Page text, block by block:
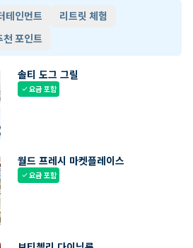
테인먼트
리트릿 체험
천 포인트
솔티 도그 그릴
check요금 포함
월드 프레시 마켓플레이스
check요금 포함